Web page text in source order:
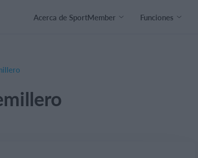
Acerca de SportMember Funciones